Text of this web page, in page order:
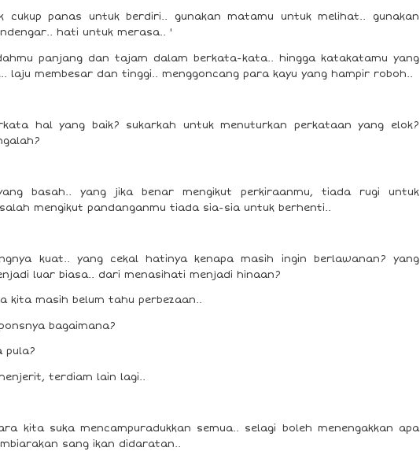
cukup panas untuk berdiri.. gunakan matamu untuk melihat.. gunakan
hati untuk merasa.. '
panjang dan tajam dalam berkata-kata.. hingga katakatamu yang
laju membesar dan tinggi.. menggoncang para kayu yang hampir roboh..
hal yang baik? sukarkah untuk menuturkan perkataan yang elok?
basah.. yang jika benar mengikut perkiraanmu, tiada rugi untuk
mengikut pandanganmu tiada sia-sia untuk berhenti..
kuat.. yang cekal hatinya kenapa masih ingin berlawanan? yang
luar biasa.. dari menasihati menjadi hinaan?
kita masih belum tahu perbezaan..
bagaimana?
pula?
terdiam lain lagi..
kita suka mencampuradukkan semua.. selagi boleh menengakkan apa
sang ikan didaratan..